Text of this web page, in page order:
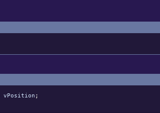
vPosition ;